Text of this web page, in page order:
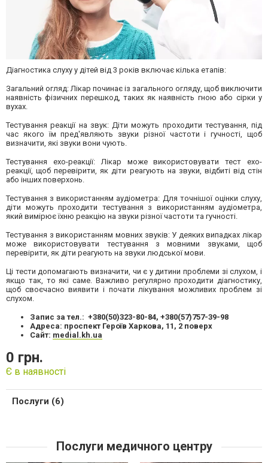
Діагностика слуху у дітей від 3 років включає кілька етапів:
Загальний огляд: Лікар починає із загального огляду, щоб виключити
наявність фізичних перешкод, таких як наявність гною або сірки у
вухах.
Тестування реакції на звук: Діти можуть проходити тестування, під
час якого їм пред'являють звуки різної частоти і гучності, щоб
визначити, які звуки вони чують.
Тестування ехо-реакції: Лікар може використовувати тест ехо-
реакції, щоб перевірити, як діти реагують на звуки, відбиті від стін
або інших поверхонь.
Тестування з використанням аудіометра: Для точнішої оцінки слуху,
діти можуть проходити тестування з використанням аудіометра,
який вимірює їхню реакцію на звуки різної частоти та гучності.
Тестування з використанням мовних звуків: У деяких випадках лікар
може використовувати тестування з мовними звуками, щоб
перевірити, як діти реагують на звуки людської мови.
Ці тести допомагають визначити, чи є у дитини проблеми зі слухом, і
якщо так, то які саме. Важливо регулярно проходити діагностику,
щоб своєчасно виявити і почати лікування можливих проблем зі
слухом.
Запис за тел.: +380(50)323-80-84, +380(57)757-39-98
Адреса: проспект Героїв Харкова, 11, 2 поверх
Сайт: medial.kh.ua
0 грн.
Є в наявності
Послуги (6)
Послуги медичного центру